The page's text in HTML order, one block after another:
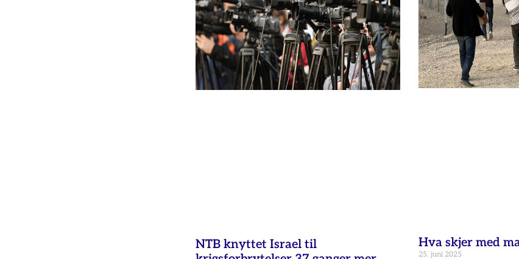
NTB knyttet Israel til
Hva skjer med
25. juni 2025